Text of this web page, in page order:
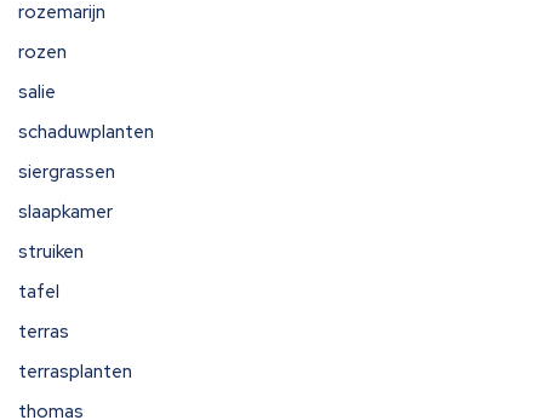
rozemarijn
rozen
salie
schaduwplanten
siergrassen
slaapkamer
struiken
tafel
terras
terrasplanten
thomas